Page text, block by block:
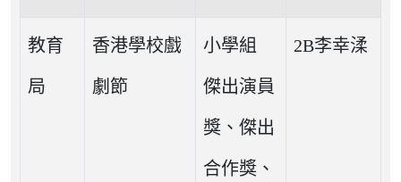
教育
局
香港學校戲
劇節
小學組
傑出演員
獎、傑出
合作獎、
2B李幸渘